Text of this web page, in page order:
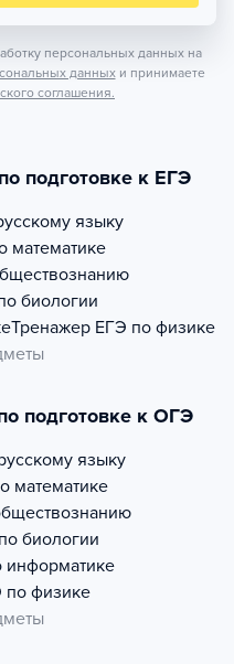
персональных данных на
данных и принимаете
соглашения.
подготовке к ЕГЭ
языку
математике
биологии
Тренажер ЕГЭ по физике
подготовке к ОГЭ
языку
математике
биологии
физике